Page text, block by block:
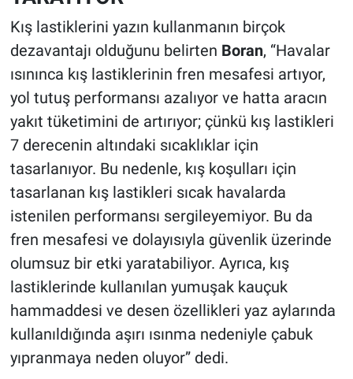
Kış lastiklerini yazın kullanmanın birçok
dezavantajı olduğunu belirten Boran, “Havalar
ısınınca kış lastiklerinin fren mesafesi artıyor,
yol tutuş performansı azalıyor ve hatta aracın
yakıt tüketimini de artırıyor; çünkü kış lastikleri
7 derecenin altındaki sıcaklıklar için
tasarlanıyor. Bu nedenle, kış koşulları için
tasarlanan kış lastikleri sıcak havalarda
istenilen performansı sergileyemiyor. Bu da
fren mesafesi ve dolayısıyla güvenlik üzerinde
olumsuz bir etki yaratabiliyor. Ayrıca, kış
lastiklerinde kullanılan yumuşak kauçuk
hammaddesi ve desen özellikleri yaz aylarında
kullanıldığında aşırı ısınma nedeniyle çabuk
yıpranmaya neden oluyor” dedi.